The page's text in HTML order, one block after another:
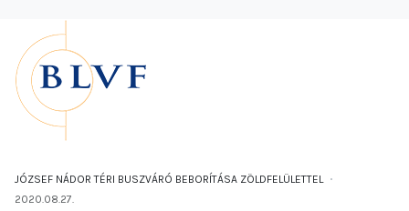
JÓZSEF NÁDOR TÉRI BUSZVÁRÓ BEBORÍTÁSA ZÖLDFELÜLETTEL
2020.08.27.